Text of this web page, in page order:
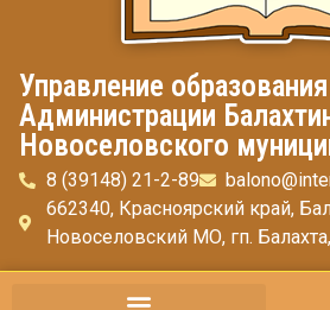
Управление образования
Администрации
Новоселовского
8 (39148) 21-2-89
662340, Красноярский край,
Новоселовский МО, гп.